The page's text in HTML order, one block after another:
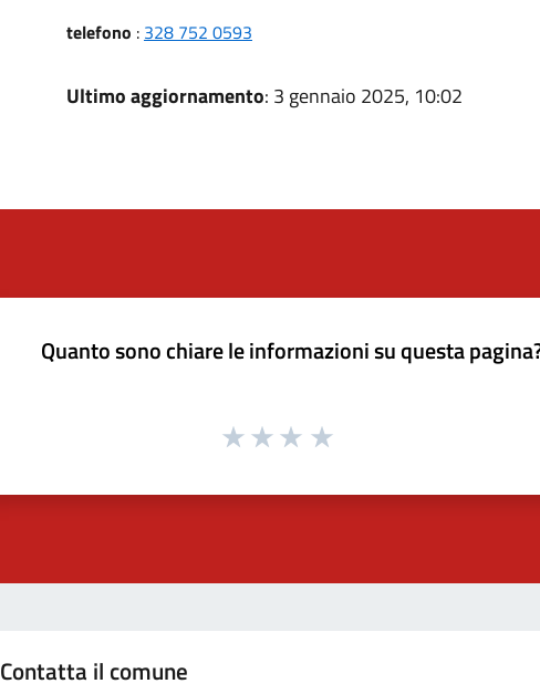
telefono : 328 752 0593
Ultimo aggiornamento: 3 gennaio 2025, 10:02
Quanto sono chiare le informazioni su questa
Contatta il comune